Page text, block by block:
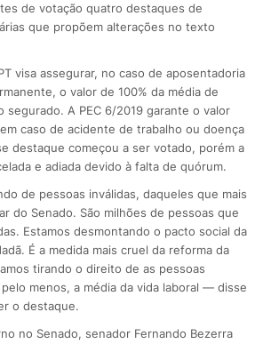
de votação quatro destaques de
que propõem alterações no texto
visa assegurar, no caso de aposentadoria
o valor de 100% da média de
segurado. A PEC 6/2019 garante o valor
caso de acidente de trabalho ou doença
destaque começou a ser votado, porém a
e adiada devido à falta de quórum.
de pessoas inválidas, daqueles que mais
do Senado. São milhões de pessoas que
Estamos desmontando o pacto social da
É a medida mais cruel da reforma da
tirando o direito de as pessoas
menos, a média da vida laboral — disse
o destaque.
no Senado, senador Fernando Bezerra